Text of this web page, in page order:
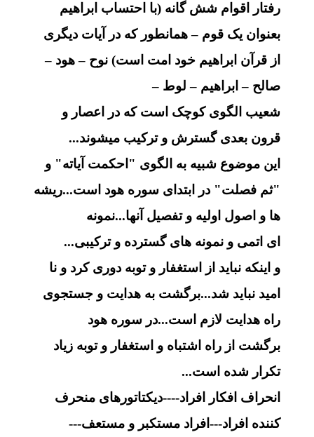
رفتار اقوام شش گانه (با احتساب ابراهیم
بعنوان یک قوم – همانطور که در آیات دیگری
از قرآن ابراهیم خود امت است) نوح – هود –
صالح – ابراهیم – لوط –
شعیب الگوی کوچک است که در اعصار و
قرون بعدی گسترش و ترکیب میشوند...
این موضوع شبیه به الگوی "احکمت آیاته" و
"ثم فصلت" در ابتدای سوره هود است...ریشه
ها و اصول اولیه و تفصیل آنها...نمونه
ای اتمی و نمونه های گسترده و ترکیبی...
و اینکه نباید از استغفار و توبه دوری کرد و نا
امید نباید شد...برگشت به هدایت و جستجوی
راه هدایت لازم است...در سوره هود
برگشت از راه اشتباه و استغفار و توبه زیاد
تکرار شده است...
انحراف افکار افراد----دیکتاتورهای منحرف
کننده افراد---افراد مستکبر و مستعف---